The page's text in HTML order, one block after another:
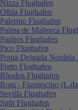
Nizza Flughafen
Olbia Flughafen
Palermo Flughafen
Palma de Mallorca
Paphos Flughafen
Pico Flughafen
Ponta Delgada Nordela
Porto Flughafen
Rhodos Flughafen
Rom - Fiumincino
Sevilla Flughafen
Split Flughafen